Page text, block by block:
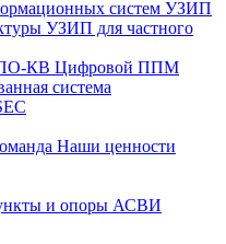
систем УЗИП
УЗИП для частного
КВ Цифровой ППМ
система
Наши ценности
и опоры АСВИ